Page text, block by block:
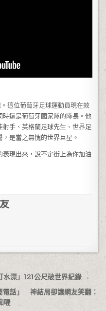
這位葡萄牙足球運動員現在效
還是葡萄牙國家隊的隊長。他
手、英格蘭足球先生、世界足
是當之無愧的世界巨星。
現出來，說不定街上為你加油
漂」121公尺破世界紀錄 →
電話」 神結局卻讓網友笑翻：
喔